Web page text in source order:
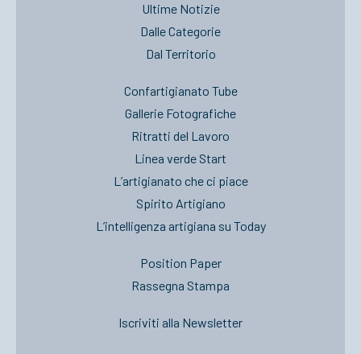
Ultime Notizie
Dalle Categorie
Dal Territorio
Confartigianato Tube
Gallerie Fotografiche
Ritratti del Lavoro
Linea verde Start
L’artigianato che ci piace
Spirito Artigiano
L’intelligenza artigiana su Today
Position Paper
Rassegna Stampa
Iscriviti alla Newsletter